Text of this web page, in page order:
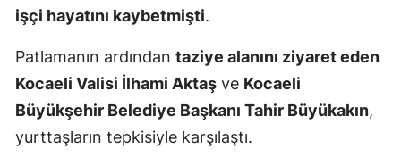
işçi hayatını kaybetmişti.
Patlamanın ardından taziye alanını ziyaret eden
Kocaeli Valisi İlhami Aktaş ve Kocaeli
Büyükşehir Belediye Başkanı Tahir Büyükakın,
yurttaşların tepkisiyle karşılaştı.